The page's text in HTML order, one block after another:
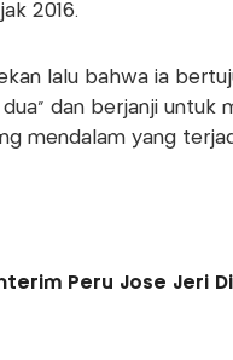
2016.
lalu bahwa ia
dan berjanji untuk
mendalam yang
Peru Jose Jeri